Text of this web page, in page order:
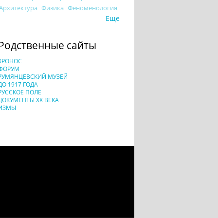
Физика Феноменология
Еще
сайты
МУЗЕЙ
1917 ГОДА
ПОЛЕ
XX ВЕКА